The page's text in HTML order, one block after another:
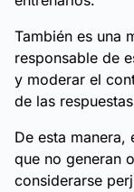
También es una
responsable de
y moderar el
de las
De esta
que no generan
considerarse